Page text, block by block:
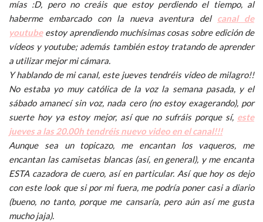
mías :D, pero no creáis que estoy perdiendo el tiempo, al
haberme embarcado con la nueva aventura del canal de
youtubeestoy aprendiendo muchísimas cosas sobre edición de
vídeos y youtube; además también estoy tratando de aprender
a utilizar mejor mi cámara.
Y hablando de mi canal, este jueves tendréis video de milagro!!
No estaba yo muy católica de la voz la semana pasada, y el
sábado amanecí sin voz, nada cero (no estoy exagerando), por
suerte hoy ya estoy mejor, así que no sufráis porque sí, este
jueves a las 20.00h tendréis nuevo video en el canal!!!
Aunque sea un topicazo, me encantan los vaqueros, me
encantan las camisetas blancas (así, en general), y me encanta
ESTA cazadora de cuero, así en particular. Así que hoy os dejo
con este look que si por mi fuera, me podría poner casi a diario
(bueno, no tanto, porque me cansaría, pero aún así me gusta
mucho jaja).